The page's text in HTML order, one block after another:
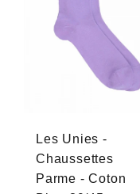
Les Unies -
Chaussettes
Parme - Coton